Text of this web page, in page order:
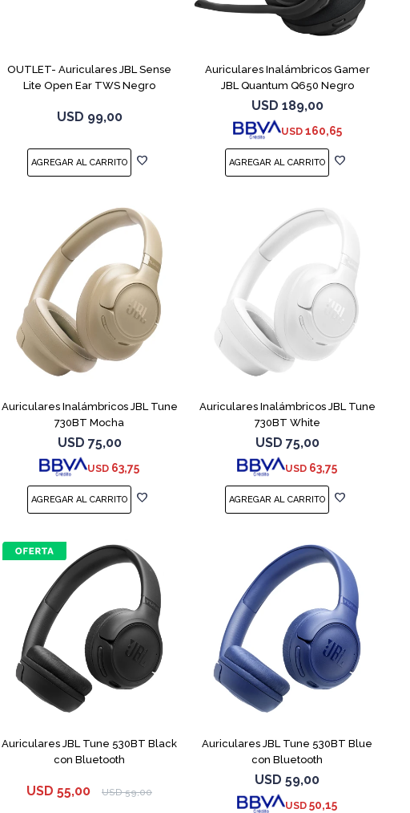
OUTLET- Auriculares JBL Sense
Lite Open Ear TWS Negro
USD 99,00
Auriculares Inalámbricos Gamer
JBL Quantum Q650 Negro
USD 189,00
USD 160,65
Auriculares Inalámbricos JBL Tune
730BT Mocha
USD 75,00
USD 63,75
Auriculares Inalámbricos JBL Tune
730BT White
USD 75,00
USD 63,75
Auriculares JBL Tune 530BT Black
con Bluetooth
USD 55,00 USD 59,00
Auriculares JBL Tune 530BT Blue
con Bluetooth
USD 59,00
USD 50,15